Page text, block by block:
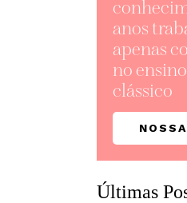
anos
apenas
no
clássico
Últimas